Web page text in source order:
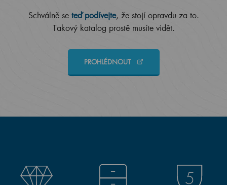
Schválně se teď podívejte, že stojí opravdu za to.
Takový katalog prostě musíte vidět.
PROHLÉDNOUT